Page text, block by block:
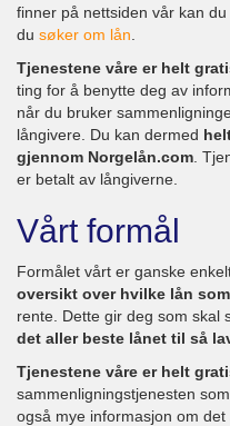
finner på nettsiden vår kan
du søker om lån
Tjenestene våre er helt
ting for å benytte deg av
når du bruker
långivere. Du kan dermed
gjennom Norgelån.com .
er betalt av långiverne.
Vårt formål
Formålet vårt er ganske
oversikt over hvilke lån
rente. Dette gir deg som skal
det aller beste lånet til så
Tjenestene våre er helt
sammenligningstjenesten
også mye informasjon om